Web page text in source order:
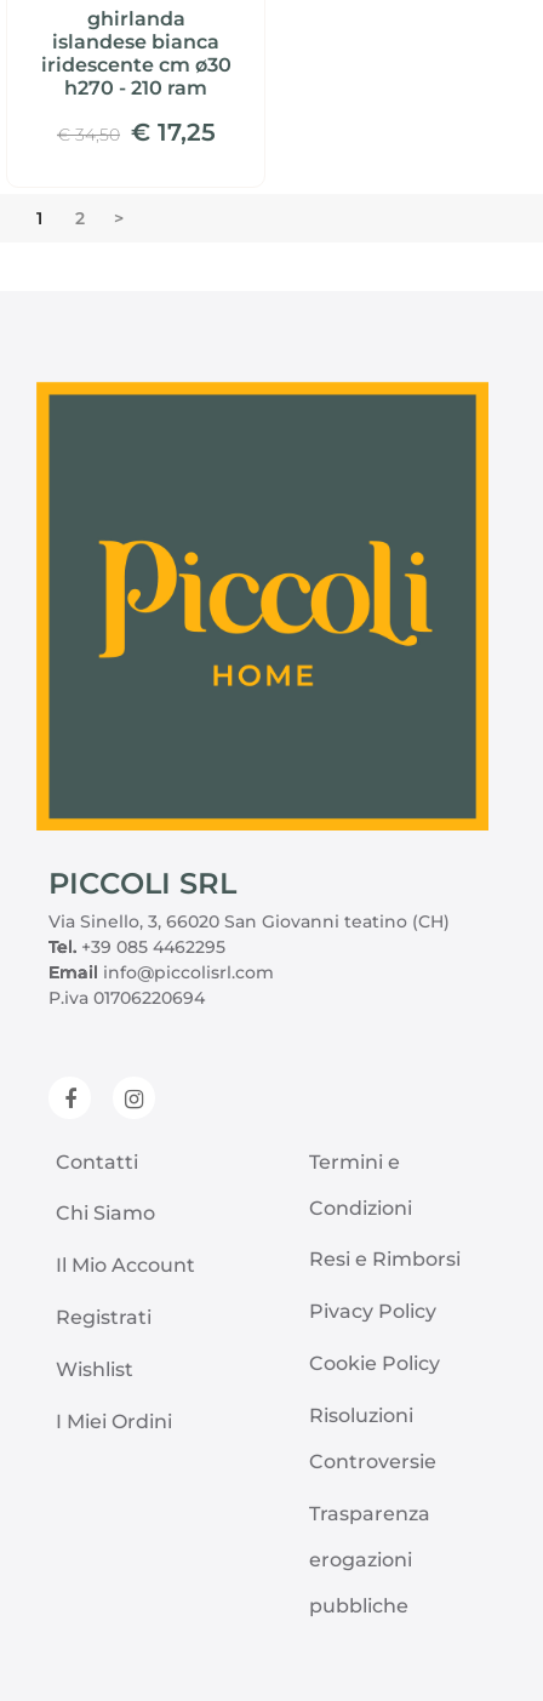
ghirlanda
islandese bianca
iridescente cm ø30
h270 - 210 ram
€ 34,50 € 17,25
1 2 >
PICCOLI SRL
Via Sinello, 3, 66020 San Giovanni teatino (CH)
Tel. +39 085 4462295
Email info@piccolisrl.com
P.iva 01706220694
Contatti
Chi Siamo
Il Mio Account
Registrati
Wishlist
I Miei Ordini
Termini e
Condizioni
Resi e Rimborsi
Pivacy Policy
Cookie Policy
Risoluzioni
Controversie
Trasparenza
erogazioni
pubbliche